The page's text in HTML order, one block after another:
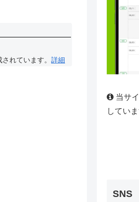
れています。 詳細
当サ
していま
SNS